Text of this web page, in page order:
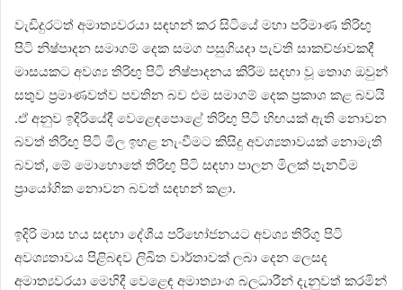
වැඩිදුරටත් අමාත්‍යවරයා සඳහන් කර සිටියේ මහා පරිමාණ තිරිඟු
පිටි නිෂ්පාදන සමාගම් දෙක සමග පසුගියදා පැවති සාකච්ඡාවකදී
මාසයකට අවශ්‍ය තිරිඟු පිටි නිෂ්පාදනය කිරිම සදහා වූ තොග ඔවුන්
සතුව ප්‍රමාණවත්ව පවතින බව එම සමාගම් දෙක ප්‍රකාශ කළ බවයි
.ඒ අනුව ඉදිරියේදී වෙළෙඳපොළේ තිරිඟු පිටි හිඟයක් ඇති නොවන
බවත් තිරිඟු පිටි මිල ඉහළ නැංවීමට කිසිදු අවශ්‍යතාවයක් නොමැති
බවත්, මේ මොහොතේ තිරිඟු පිටි සඳහා පාලන මිලක් පැනවීම
ප්‍රායෝගික නොවන බවත් සඳහන් කළා.
ඉදිරි මාස හය සඳහා දේශීය පරිභෝජනයට අවශ්‍ය තිරිගු පිටි
අවශ්‍යතාවය පිළිබඳව ලිඛිත වාර්තාවක් ලබා දෙන ලෙසද
අමාත්‍යවරයා මෙහිදී වෙළෙඳ අමාත්‍යාංශ බලධාරීන් දැනුවත් කරමින්